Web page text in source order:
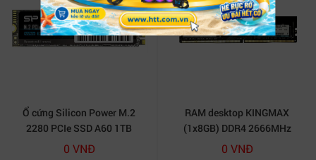
Ổ cứng Silicon Power M.2
2280 PCIe SSD A60 1TB
0 VNĐ
RAM desktop KINGMAX
(1x8GB) DDR4 2666MHz
0 VNĐ